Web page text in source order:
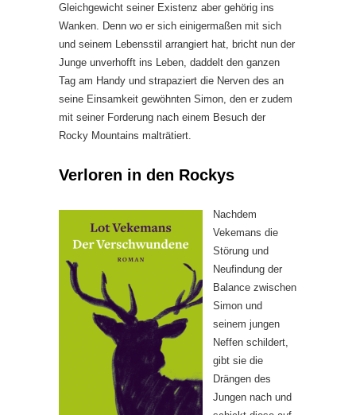
Gleichgewicht seiner Existenz aber gehörig ins
Wanken. Denn wo er sich einigermaßen mit sich
und seinem Lebensstil arrangiert hat, bricht nun der
Junge unverhofft ins Leben, daddelt den ganzen
Tag am Handy und strapaziert die Nerven des an
seine Einsamkeit gewöhnten Simon, den er zudem
mit seiner Forderung nach einem Besuch der
Rocky Mountains malträtiert.
Verloren in den Rockys
Nachdem
Vekemans die
Störung und
Neufindung der
Balance zwischen
Simon und
seinem jungen
Neffen schildert,
gibt sie die
Drängen des
Jungen nach und